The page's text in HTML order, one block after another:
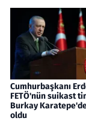
Cumhurbaşkanı
FETÖ'nün suikast
Burkay
oldu